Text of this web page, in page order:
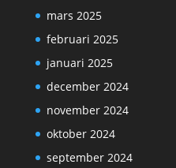
mars 2025
februari 2025
januari 2025
december 2024
november 2024
oktober 2024
september 2024